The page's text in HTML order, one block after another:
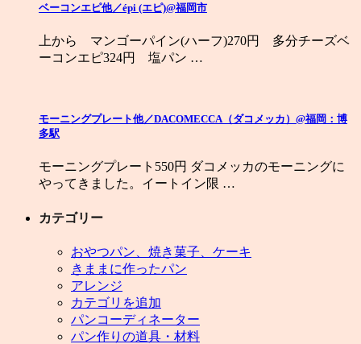
ベーコンエピ他／épi (エピ)@福岡市
上から マンゴーパイン(ハーフ)270円 多分チーズベ
ーコンエピ324円 塩パン …
モーニングプレート他／DACOMECCA（ダコメッカ）@福岡：博
多駅
モーニングプレート550円 ダコメッカのモーニングに
やってきました。イートイン限 …
カテゴリー
おやつパン、焼き菓子、ケーキ
きままに作ったパン
アレンジ
カテゴリを追加
パンコーディネーター
パン作りの道具・材料